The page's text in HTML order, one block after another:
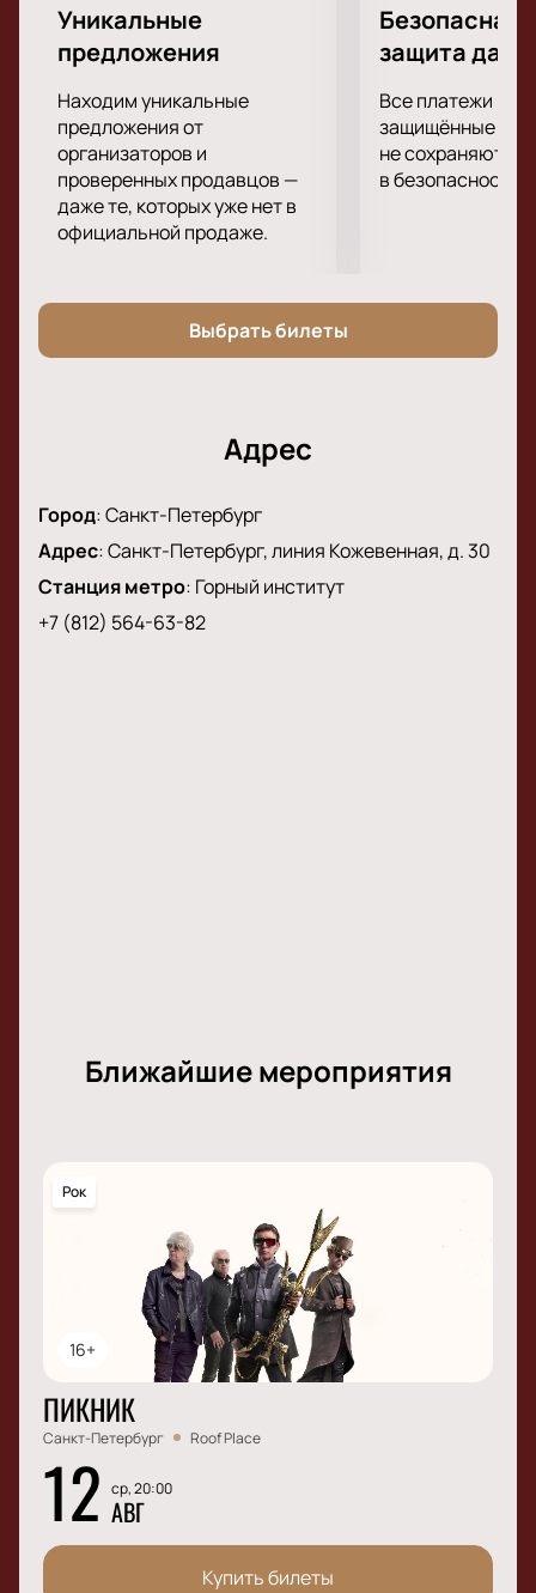
Уникальные
предложения
Находим уникальные
предложения от
организаторов и
проверенных продавцов —
даже те, которых уже нет в
официальной продаже.
Безопасная
защита
Все платежи
защищённые
не сохраняются
в безопасности.
Выбрать билеты
Адрес
Город:Санкт-Петербург
Адрес:Санкт-Петербург, линия Кожевенная, д. 30
Станция метро: Горный институт
+7 (812) 564-63-82
Ближайшие мероприятия
16+
Рок
ПИКНИК
Санкт-Петербург Roof Place
12 ср, 20:00
АВГ
Купить билеты